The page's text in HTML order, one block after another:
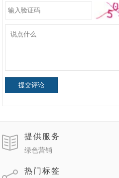
提交评论
提供服务
绿色营销
热门标签